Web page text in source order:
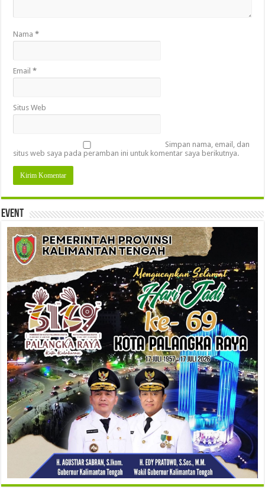
Nama*
Email*
Situs Web
Simpan nama, email, dan
situs web saya pada peramban ini untuk komentar saya berikutnya.
Event